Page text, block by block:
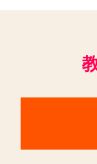
呉服町
甘木
室見駅
木屋瀬
千早駅